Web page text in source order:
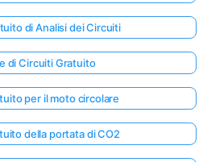
di Analisi dei Circuiti
di Circuiti Gratuito
per il moto circolare
della portata di CO2